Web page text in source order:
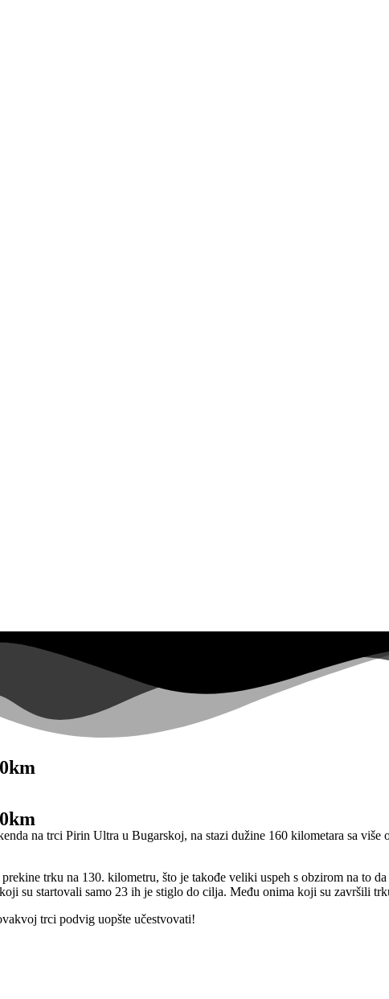
na trci Pirin Ultra u Bugarskoj, na stazi dužine 160 kilometara sa više
trku na 130. kilometru, što je takođe veliki uspeh s obzirom na to
su startovali samo 23 ih je stiglo do cilja. Među onima koji su završili
trci podvig uopšte učestvovati!